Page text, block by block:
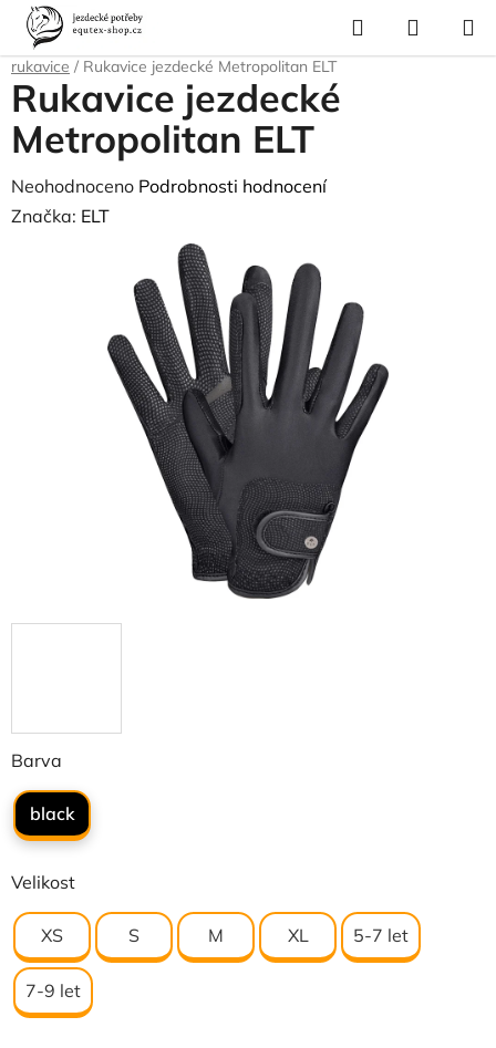
Přejít
obsah
Hledat
KOŠÍK
Domů
Pro jezdce
rukavice / Rukavice jezdecké Metropolitan ELT
Barva
black
Velikost
XS S M XL 5-7 let
7-9 let
Rukavice jezdecké
Metropolitan ELT
Průměrné
hodnocení
Neohodnoceno Podrobnosti hodnocení
Značka: ELT